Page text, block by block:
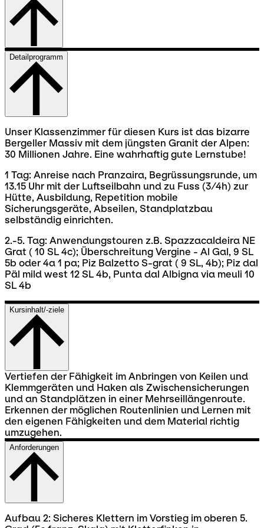
Detailprogramm
Unser Klassenzimmer für diesen Kurs ist das bizarre
Bergeller Massiv mit dem jüngsten Granit der Alpen:
30 Millionen Jahre. Eine wahrhaftig gute Lernstube!
1 Tag: Anreise nach Pranzaira, Begrüssungsrunde, um
13.15 Uhr mit der Luftseilbahn und zu Fuss (3/4h) zur
Hütte, Ausbildung, Repetition mobile
Sicherungsgeräte, Abseilen, Standplatzbau
selbständig einrichten.
2.-5. Tag: Anwendungstouren z.B. Spazzacaldeira NE
Grat ( 10 SL 4c); Überschreitung Vergine - Al Gal, 9 SL
5b oder 4a 1 pa; Piz Balzetto S-grat ( 9 SL, 4b); Piz dal
Päl mild west 12 SL 4b, Punta dal Albigna via meuli 10
SL 4b
Kursinhalt/-ziele
Vertiefen der Fähigkeit im Anbringen von Keilen und
Klemmgeräten und Haken als Zwischensicherungen
und an Standplätzen in einer Mehrseillängenroute.
Erkennen der möglichen Routenlinien und Lernen mit
den eigenen Fähigkeiten und dem Material richtig
umzugehen.
Anforderungen
Aufbau 2: Sicheres Klettern im Vorstieg im oberen 5.